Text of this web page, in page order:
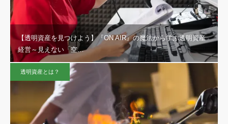
【透明資産を見つけよう】『ON AIR』の魔法から学ぶ透明資産
経営～見えない「空…
透明資産とは？